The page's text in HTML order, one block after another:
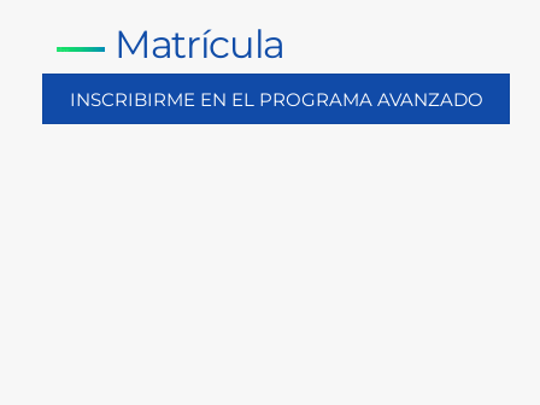
Matrícula
INSCRIBIRME EN EL PROGRAMA AVANZADO